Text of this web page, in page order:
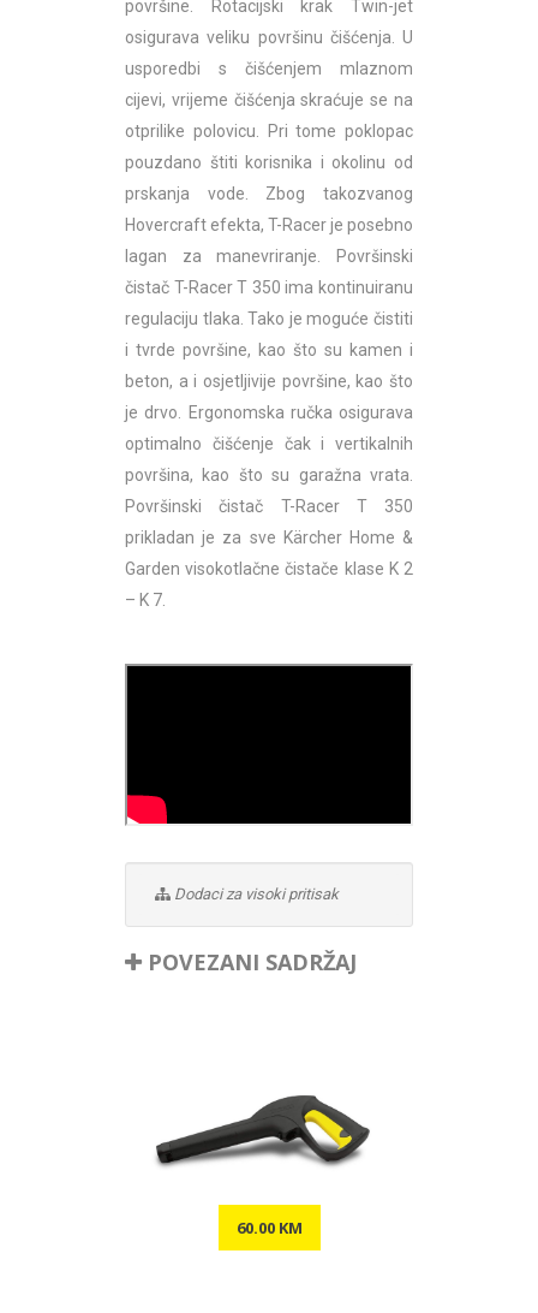
površine. Rotacijski krak Twin-jet
osigurava veliku površinu čišćenja. U
usporedbi s čišćenjem mlaznom
cijevi, vrijeme čišćenja skraćuje se na
otprilike polovicu. Pri tome poklopac
pouzdano štiti korisnika i okolinu od
prskanja vode. Zbog takozvanog
Hovercraft efekta, T-Racer je posebno
lagan za manevriranje. Površinski
čistač T-Racer T 350 ima kontinuiranu
regulaciju tlaka. Tako je moguće čistiti
i tvrde površine, kao što su kamen i
beton, a i osjetljivije površine, kao što
je drvo. Ergonomska ručka osigurava
optimalno čišćenje čak i vertikalnih
površina, kao što su garažna vrata.
Površinski čistač T-Racer T 350
prikladan je za sve Kärcher Home &
Garden visokotlačne čistače klase K 2
– K 7.
Dodaci za visoki pritisak
POVEZANI SADRŽAJ
60.00 KM